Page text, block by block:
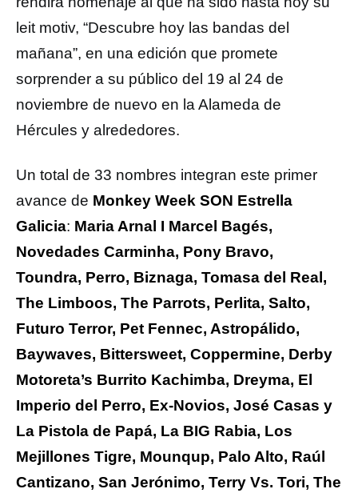
leit motiv, “Descubre hoy las bandas del
mañana”, en una edición que promete
sorprender a su público del 19 al 24 de
noviembre de nuevo en la Alameda de
Hércules y alrededores.
Un total de 33 nombres integran este primer
avance de Monkey Week SON Estrella
Galicia: Maria Arnal I Marcel Bagés,
Novedades Carminha, Pony Bravo,
Toundra, Perro, Biznaga, Tomasa del Real,
The Limboos, The Parrots, Perlita, Salto,
Futuro Terror, Pet Fennec, Astropálido,
Baywaves, Bittersweet, Coppermine, Derby
Motoreta’s Burrito Kachimba, Dreyma, El
Imperio del Perro, Ex-Novios, José Casas y
La Pistola de Papá, La BIG Rabia, Los
Mejillones Tigre, Mounqup, Palo Alto, Raúl
Cantizano, San Jerónimo, Terry Vs. Tori, The